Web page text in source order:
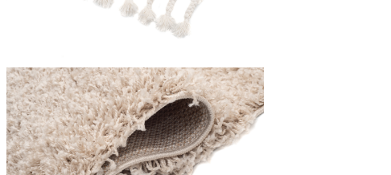
I cookie indispensabili sono cruciali
memorizzano alcun dato personale
Preferenze